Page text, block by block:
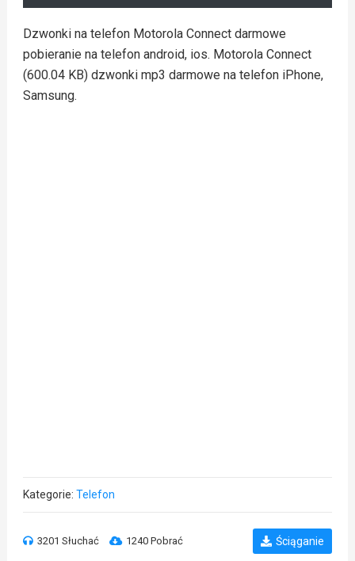
Dzwonki na telefon Motorola Connect darmowe
pobieranie na telefon android, ios. Motorola Connect
(600.04 KB) dzwonki mp3 darmowe na telefon iPhone,
Samsung.
Kategorie: Telefon
3201 Słuchać 1240 Pobrać Ściąganie